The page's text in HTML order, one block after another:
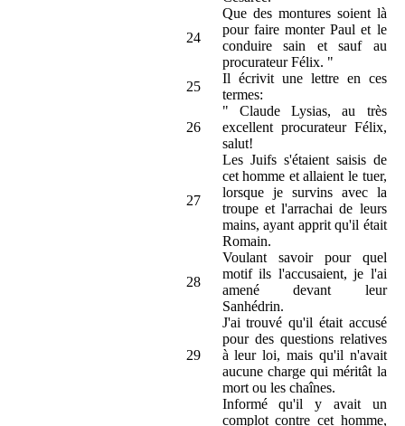
24
Que des montures soient là
pour faire monter Paul et le
conduire sain et sauf au
procurateur Félix. "
25
Il écrivit une lettre en ces
termes:
26
" Claude Lysias, au très
excellent procurateur Félix,
salut!
27
Les Juifs s'étaient saisis de
cet homme et allaient le tuer,
lorsque je survins avec la
troupe et l'arrachai de leurs
mains, ayant apprit qu'il était
Romain.
28
Voulant savoir pour quel
motif ils l'accusaient, je l'ai
amené devant leur
Sanhédrin.
29
J'ai trouvé qu'il était accusé
pour des questions relatives
à leur loi, mais qu'il n'avait
aucune charge qui méritât la
mort ou les chaînes.
Informé qu'il y avait un
complot contre cet homme,